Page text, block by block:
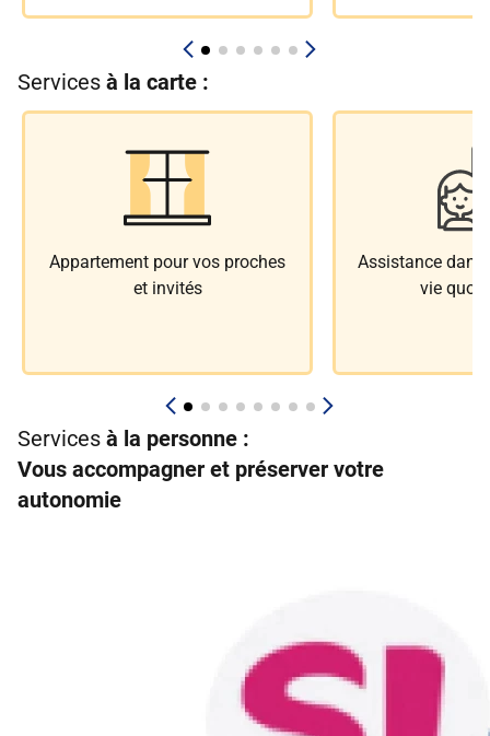
Services à la carte :
Appartement pour vos proches
et invités
Assistance dans
vie
Services à la personne :
Vous accompagner et préserver votre
autonomie